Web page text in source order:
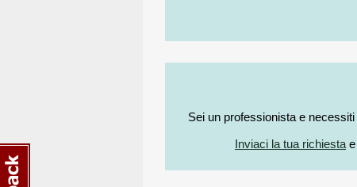
Sei un professionista e necessiti
Inviaci la tua richiesta